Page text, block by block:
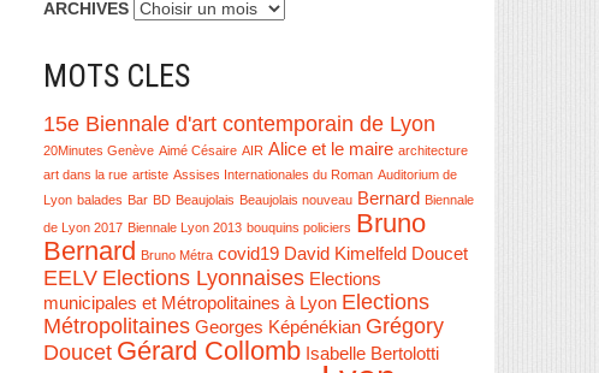
ARCHIVES
MOTS CLES
15e Biennale d'art contemporain de Lyon
20Minutes Genève Aimé Césaire AIR Alice et le maire architecture
art dans la rue artiste Assises Internationales du Roman Auditorium de
Lyon balades Bar BD Beaujolais Beaujolais nouveau Bernard
Biennale
de Lyon 2017 Biennale Lyon 2013 bouquins policiers Bruno
Bernard
Bruno Métra covid19 David Kimelfeld Doucet
EELV Elections Lyonnaises Elections
municipales et Métropolitaines à Lyon Elections
Métropolitaines Georges Képénékian Grégory
Doucet Gérard Collomb Isabelle Bertolotti